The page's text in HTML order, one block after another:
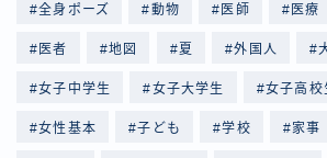
全身ポーズ 動物 医師 医療
医者 地図 夏 外国人
女子中学生 女子大学生 女子高校
女性基本 子ども 学校 家事